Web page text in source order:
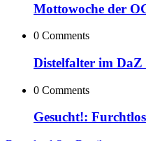
Mottowoche der
0 Comments
Distelfalter im
0 Comments
Gesucht!: